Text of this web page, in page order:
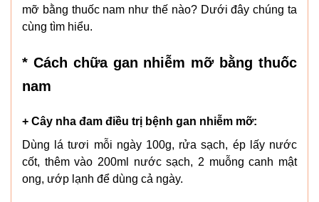
mỡ bằng thuốc nam như thế nào? Dưới đây chúng ta
cùng tìm hiểu.
* Cách chữa gan nhiễm mỡ bằng thuốc
nam
+ Cây nha đam điều trị bệnh gan nhiễm mỡ:
Dùng lá tươi mỗi ngày 100g, rửa sạch, ép lấy nước
cốt, thêm vào 200ml nước sạch, 2 muỗng canh mật
ong, ướp lạnh để dùng cả ngày.